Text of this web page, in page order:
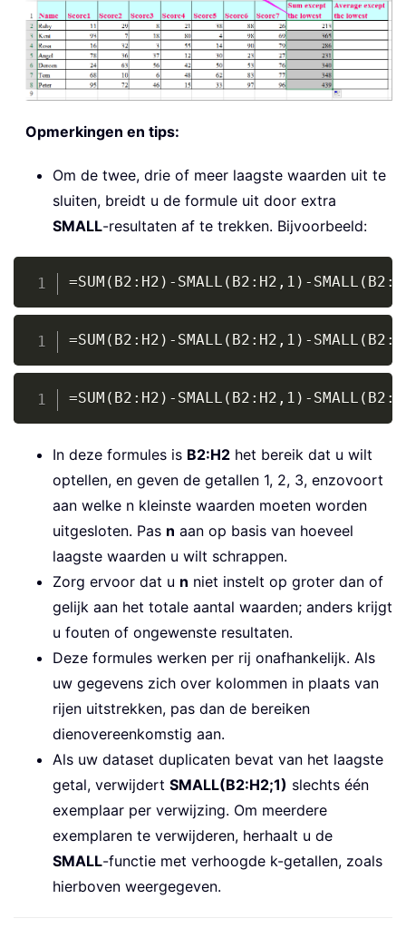
Opmerkingen en tips:
Om de twee, drie of meer laagste waarden uit te
sluiten, breidt u de formule uit door extra
SMALL-resultaten af te trekken. Bijvoorbeeld:
=SUM(B2:H2)-SMALL(B2:H2,1)- Copy
=SUM(B2:H2)-SMALL(B2:H2,1)- Copy
=SUM(B2:H2)-SMALL(B2:H2,1)-Copy
In deze formules is B2:H2 het bereik dat u wilt
optellen, en geven de getallen 1, 2, 3, enzovoort
aan welke n kleinste waarden moeten worden
uitgesloten. Pas n aan op basis van hoeveel
laagste waarden u wilt schrappen.
Zorg ervoor dat u n niet instelt op groter dan of
gelijk aan het totale aantal waarden; anders krijgt
u fouten of ongewenste resultaten.
Deze formules werken per rij onafhankelijk. Als
uw gegevens zich over kolommen in plaats van
rijen uitstrekken, pas dan de bereiken
dienovereenkomstig aan.
Als uw dataset duplicaten bevat van het laagste
getal, verwijdert SMALL(B2:H2;1) slechts één
exemplaar per verwijzing. Om meerdere
exemplaren te verwijderen, herhaalt u de
SMALL-functie met verhoogde k-getallen, zoals
hierboven weergegeven.